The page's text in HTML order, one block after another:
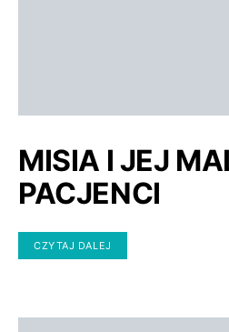
MISIA I JEJ
PACJENCI
CZYTAJ DALEJ